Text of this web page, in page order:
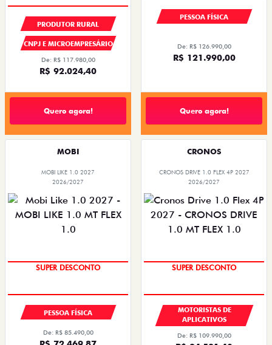
PRODUTOR RURAL
CNPJ E MICROEMPRESÁRIO
De: R$ 117.980,00
R$ 92.024,40
Quero agora!
PESSOA FÍSICA
De: R$ 126.990,00
R$ 121.990,00
Quero agora!
MOBI
MOBI LIKE 1.0 2027
2026/2027
SUPER DESCONTO
PESSOA FÍSICA
De: R$ 85.490,00
CRONOS
CRONOS DRIVE 1.0 FLEX 4P 2027
2026/2027
SUPER DESCONTO
MOTORISTAS DE
APLICATIVOS
De: R$ 109.990,00